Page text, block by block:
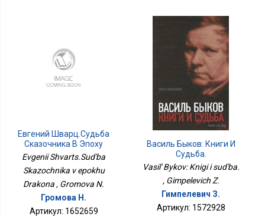
Евгений Шварц.Судьба
Сказочника В Эпоху
Дракона
Evgenii Shvarts.Sud'ba
Skazochnika v epokhu
Drakona , Gromova N.
Громова Н.
Артикул: 1652659
Василь Быков: Книги И
Судьба.
Vasil' Bykov: Knigi i sud'ba.
, Gimpelevich Z.
Гимпелевич З.
Артикул: 1572928